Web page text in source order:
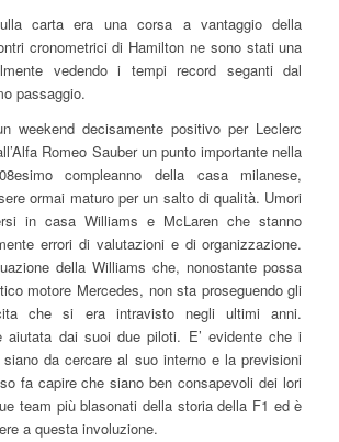
carta era una corsa a vantaggio della
cronometrici di Hamilton ne sono stati una
vedendo i tempi record seganti dal
passaggio.
weekend decisamente positivo per Leclerc
Romeo Sauber un punto importante nella
compleanno della casa milanese,
ormai maturo per un salto di qualità. Umori
in casa Williams e McLaren che stanno
errori di valutazioni e di organizzazione.
della Williams che, nonostante possa
motore Mercedes, non sta proseguendo gli
che si era intravisto negli ultimi anni.
aiutata dai suoi due piloti. E’ evidente che i
siano da cercare al suo interno e la previsioni
fa capire che siano ben consapevoli dei lori
team più blasonati della storia della F1 ed è
a questa involuzione.